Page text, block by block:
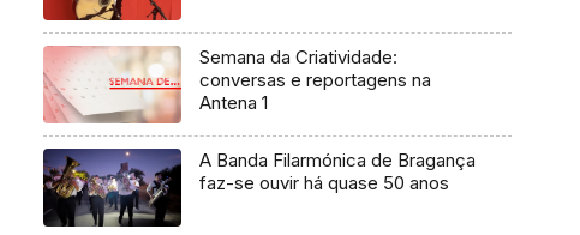
Semana da Criatividade:
conversas e reportagens na
Antena 1
A Banda Filarmónica de Bragança
faz-se ouvir há quase 50 anos